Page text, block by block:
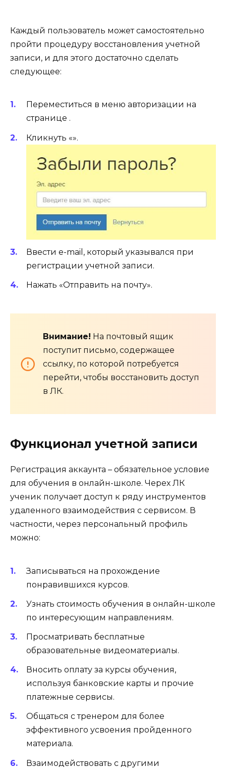
Каждый пользователь может самостоятельно
пройти процедуру восстановления учетной
записи, и для этого достаточно сделать
следующее:
Переместиться в меню авторизации на
странице .
Кликнуть «».
Ввести e-mail, который указывался при
регистрации учетной записи.
Нажать «Отправить на почту».
Внимание! На почтовый ящик
поступит письмо, содержащее
ссылку, по которой потребуется
перейти, чтобы восстановить доступ
в ЛК.
Функционал учетной записи
Регистрация аккаунта – обязательное условие
для обучения в онлайн-школе. Черех ЛК
ученик получает доступ к ряду инструментов
удаленного взаимодействия с сервисом. В
частности, через персональный профиль
можно:
Записываться на прохождение
понравившихся курсов.
Узнать стоимость обучения в онлайн-школе
по интересующим направлениям.
Просматривать бесплатные
образовательные видеоматериалы.
Вносить оплату за курсы обучения,
используя банковские карты и прочие
платежные сервисы.
Общаться с тренером для более
эффективного усвоения пройденного
материала.
Взаимодействовать с другими